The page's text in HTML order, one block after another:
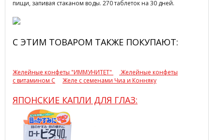
пищи, запивая стаканом воды. 270 таблеток на 30 дней.
С ЭТИМ ТОВАРОМ ТАКЖЕ ПОКУПАЮТ:
Желейные конфеты "ИММУНИТЕТ"
Желейные конфеты
с витамином С Желе с семенами Чиа и Конняку
ЯПОНСКИЕ КАПЛИ ДЛЯ ГЛАЗ: